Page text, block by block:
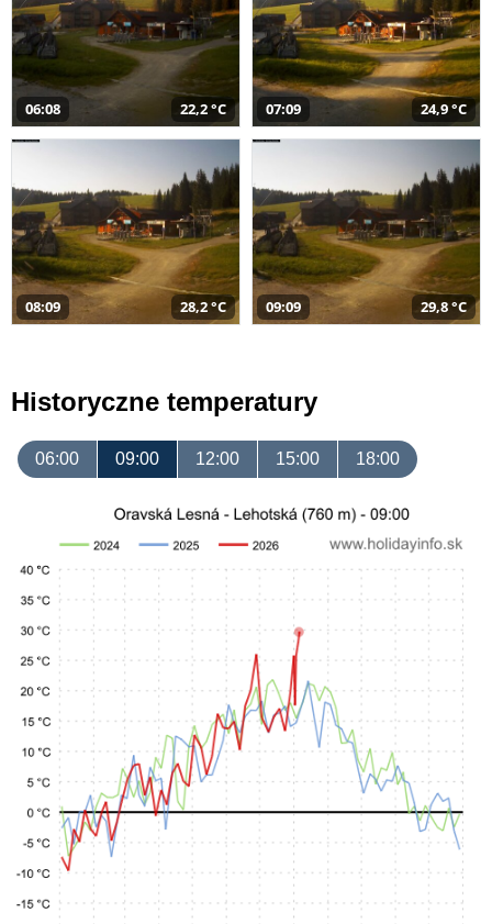
06:08 22,2 °C 07:09 24,9 °C
08:09 28,2 °C 09:09 29,8 °C
Historyczne temperatury
06:00 09:00 12:00 15:00 18:00